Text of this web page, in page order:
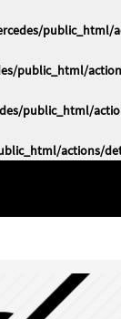
public_html/
public_html/
public_html/
actions/